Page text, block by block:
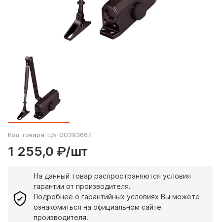
Код товара: ЦБ-00293667
1 255,0 ₽/шт
На данный товар распространяются условия
гарантии от производителя.
Подробнее о гарантийных условиях Вы можете
ознакомиться на официальном сайте
производителя.